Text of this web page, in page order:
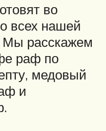
во
всех нашей
Мы расскажем
раф по
медовый
и